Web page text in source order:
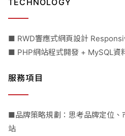
■ RWD響應式網頁設計
■ PHP網站程式開發 + MySQL資
服務項目
■品牌策略規劃：思考品牌定位、
站